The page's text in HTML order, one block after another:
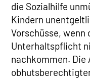
die Sozialhilfe
Kindern
Vorschüsse,
Unterhaltspflicht
nachkommen. Die